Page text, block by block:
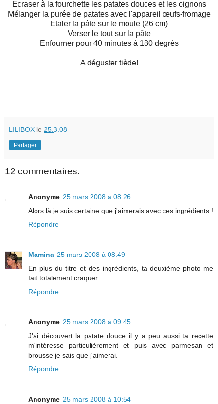
Ecraser à la fourchette les patates douces et les oignons
Mélanger la purée de patates avec l'appareil œufs-fromage
Etaler la pâte sur le moule (26 cm)
Verser le tout sur la pâte
Enfourner pour 40 minutes à 180 degrés
A déguster tiède!
LILIBOX le 25.3.08
Partager
12 commentaires:
Anonyme 25 mars 2008 à 08:26
Alors là je suis certaine que j'aimerais avec ces ingrédients !
Répondre
Mamina 25 mars 2008 à 08:49
En plus du titre et des ingrédients, ta deuxième photo me
fait totalement craquer.
Répondre
Anonyme 25 mars 2008 à 09:45
J'ai découvert la patate douce il y a peu aussi ta recette
m'intéresse particulièrement et puis avec parmesan et
brousse je sais que j'aimerai.
Répondre
Anonyme 25 mars 2008 à 10:54